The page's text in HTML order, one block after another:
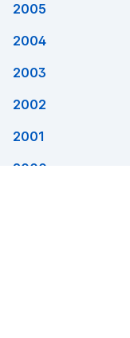
2005
2004
2003
2002
2001
2000